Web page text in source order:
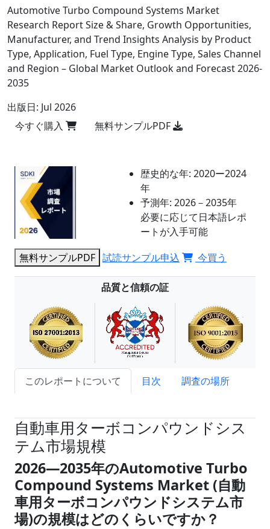
Automotive Turbo Compound Systems Market
Research Report Size & Share, Growth Opportunities,
Manufacturer, and Trend Insights Analysis by Product
Type, Application, Fuel Type, Engine Type, Sales Channel
and Region – Global Market Outlook and Forecast 2026-
2035
出版日: Jul 2026
今すぐ購入
無料サンプルPDF
歴史的な年: 2020ー2024
年
予測年: 2026－2035年
必要に応じて日本語レポ
ートが入手可能
無料サンプルPDF 試読サンプル申込 今買う
品質と信頼の証
このレポートについて 目次
調査の場所
自動車用ターボコンパウンドシス
テム市場規模
2026―2035年のAutomotive Turbo
Compound Systems Market (自動
車用ターボコンパウンドシステム市
場)の規模はどのくらいですか？